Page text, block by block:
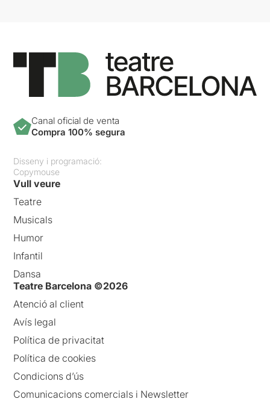
Canal oficial de venta
Compra 100% segura
Disseny i programació:
Copymouse
Vull veure
Teatre
Musicals
Humor
Infantil
Dansa
Teatre Barcelona ©2026
Atenció al client
Avís legal
Política de privacitat
Política de cookies
Condicions d’ús
Comunicacions comercials i Newsletter